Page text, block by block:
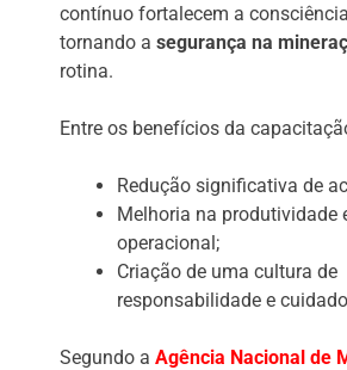
contínuo fortalecem a
tornando a segurança na
rotina.
Entre os benefícios da
Redução significativa de
Melhoria na produtividade
operacional;
Criação de uma cultura de
responsabilidade e
Segundo a Agência Nacional de